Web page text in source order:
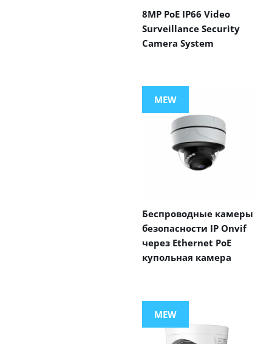
8MP PoE IP66 Video
Surveillance Security
Camera System
MEW
Беспроводные камеры
безопасности IP Onvif
через Ethernet PoE
купольная камера
MEW